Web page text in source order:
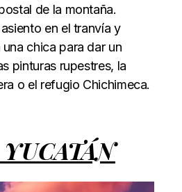
de la montaña.
en el tranvía y
chica para dar un
pinturas rupestres, la
o el refugio Chichimeca.